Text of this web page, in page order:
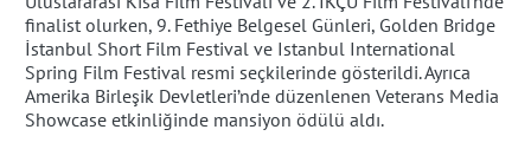
finalist olurken, 9. Fethiye Belgesel Günleri, Golden Bridge
İstanbul Short Film Festival ve Istanbul International
Spring Film Festival resmi seçkilerinde gösterildi. Ayrıca
Amerika Birleşik Devletleri’nde düzenlenen Veterans Media
Showcase etkinliğinde mansiyon ödülü aldı.